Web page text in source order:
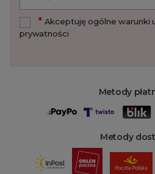
Metody
Metody
*Akceptuję ogólne warunki
prywatności